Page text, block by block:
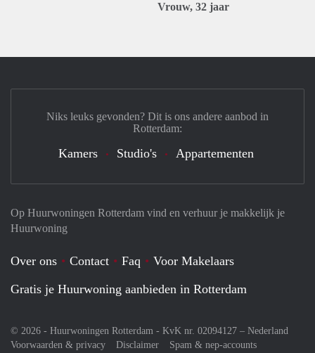
Vrouw, 32 jaar
Op Huurwoningen Rotterdam vind en verhuur je makkelijk je
Huurwoning
Over ons Contact Faq
Voor Makelaars
Gratis je Huurwoning aanbieden in Rotterdam
© 2026 - Huurwoningen Rotterdam - KvK nr. 02094127 – Nederland
Voorwaarden & privacy
Disclaimer
Spam & nep-accounts
Niks leuks gevonden? Dit is ons andere aanbod in
Rotterdam:
Kamers Studio's Appartementen